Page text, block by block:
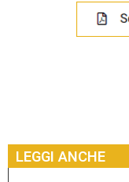
LEGGI ANCHE